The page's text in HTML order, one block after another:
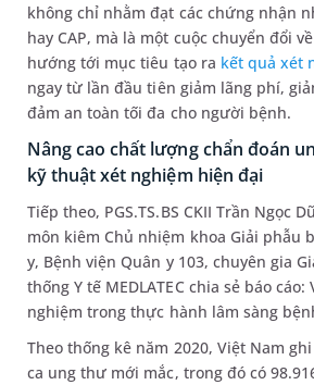
không chỉ nhằm đạt các chứng nhận
hay CAP, mà là một cuộc chuyển đổi
hướng tới mục tiêu tạo ra kết quả xét
ngay từ lần đầu tiên giảm lãng phí,
đảm an toàn tối đa cho người bệnh.
Nâng cao chất lượng chẩn đoán
kỹ thuật xét nghiệm hiện đại
Tiếp theo, PGS.TS.BS CKII Trần Ngọc
môn kiêm Chủ nhiệm khoa Giải phẫu
y, Bệnh viện Quân y 103, chuyên gia
thống Y tế MEDLATEC chia sẻ báo
nghiệm trong thực hành lâm sàng
Theo thống kê năm 2020, Việt Nam
ca ung thư mới mắc, trong đó có